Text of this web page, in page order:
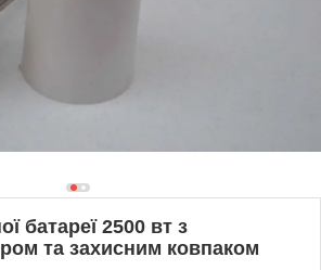
батареї 2500 вт з
та захисним ковпаком